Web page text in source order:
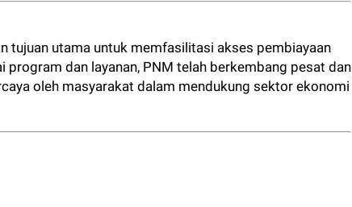
tujuan utama untuk memfasilitasi akses pembiayaan
program dan layanan, PNM telah berkembang pesat dan
oleh masyarakat dalam mendukung sektor ekonomi